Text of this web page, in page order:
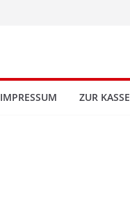
IMPRESSUM ZUR KASSE